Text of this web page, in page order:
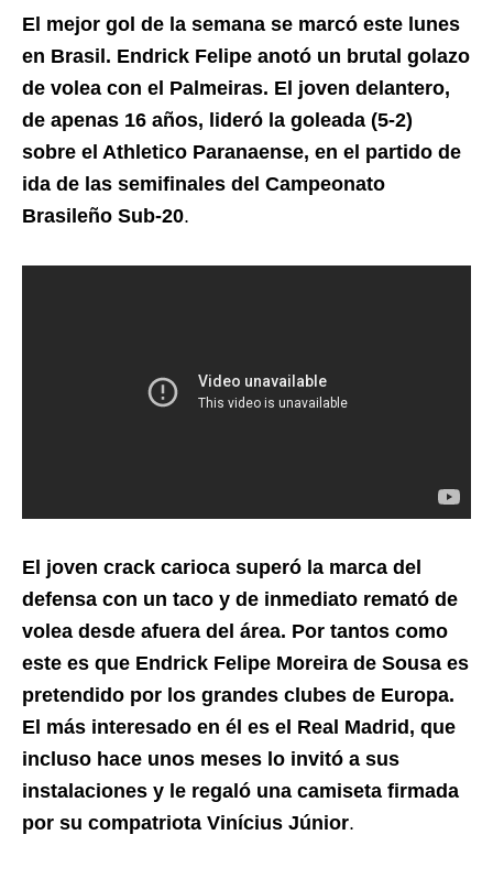
El mejor gol de la semana se marcó este lunes
en Brasil. Endrick Felipe anotó un brutal golazo
de volea con el Palmeiras. El joven delantero,
de apenas 16 años, lideró la goleada (5-2)
sobre el Athletico Paranaense, en el partido de
ida de las semifinales del Campeonato
Brasileño Sub-20.
El joven crack carioca superó la marca del
defensa con un taco y de inmediato remató de
volea desde afuera del área. Por tantos como
este es que Endrick Felipe Moreira de Sousa es
pretendido por los grandes clubes de Europa.
El más interesado en él es el Real Madrid, que
incluso hace unos meses lo invitó a sus
instalaciones y le regaló una camiseta firmada
por su compatriota Vinícius Júnior.